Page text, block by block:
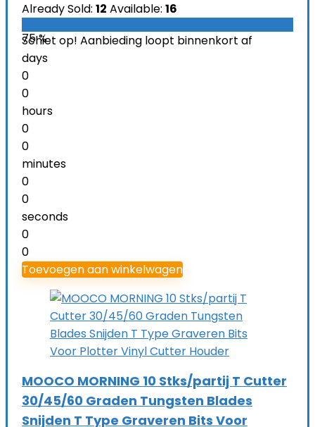
Already Sold: 12 Available: 16
75 %
Schiet op! Aanbieding loopt binnenkort af
days
0
0
hours
0
0
minutes
0
0
seconds
0
0
Toevoegen aan winkelwagen
MOOCO MORNING 10 Stks/partij T Cutter
30/45/60 Graden Tungsten Blades
Snijden T Type Graveren Bits Voor